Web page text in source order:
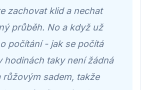
zachovat klid a nechat
průběh. No a když už
počítání - jak se počítá
hodinách taky není žádná
růžovým sadem, takže